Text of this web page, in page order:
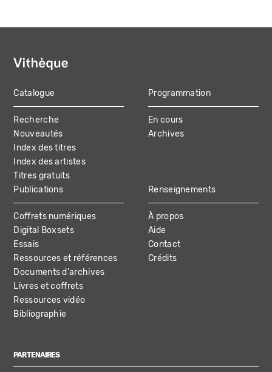
MAIN
NAVIGATION
Catalogue
Recherche
Nouveautés
Index des titres
Index des artistes
Titres gratuits
Programmation
En cours
Archives
Publications
Coffrets numériques
Digital Boxsets
Essais
Ressources et références
Documents d'archives
Livres et coffrets
Ressources vidéo
Bibliographie
Renseignements
À propos
Aide
Contact
Crédits
PARTENAIRES